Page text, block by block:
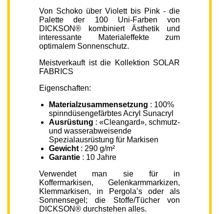
Von Schoko über Violett bis Pink - die
Palette der 100 Uni-Farben von
DICKSON® kombiniert Ästhetik und
interessante Materialeffekte zum
optimalem Sonnenschutz.
Meistverkauft ist die Kollektion SOLAR
FABRICS
Eigenschaften:
Materialzusammensetzung : 100%
spinndüsengefärbtes Acryl Sunacryl
Ausrüstung : «Cleangard», schmutz-
und wasserabweisende
Spezialausrüstung für Markisen
Gewicht : 290 g/m²
Garantie : 10 Jahre
Verwendet man sie für in
Koffermarkisen, Gelenkarmmarkizen,
Klemmarkisen, in Pergola’s oder als
Sonnensegel; die Stoffe/Tücher von
DICKSON® durchstehen alles.